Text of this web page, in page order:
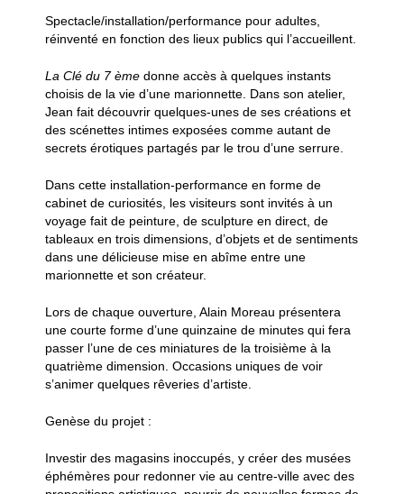
Spectacle/installation/performance pour adultes,
réinventé en fonction des lieux publics qui l’accueillent.
La Clé du 7 ème donne accès à quelques instants
choisis de la vie d’une marionnette. Dans son atelier,
Jean fait découvrir quelques-unes de ses créations et
des scénettes intimes exposées comme autant de
secrets érotiques partagés par le trou d’une serrure.
Dans cette installation-performance en forme de
cabinet de curiosités, les visiteurs sont invités à un
voyage fait de peinture, de sculpture en direct, de
tableaux en trois dimensions, d’objets et de sentiments
dans une délicieuse mise en abîme entre une
marionnette et son créateur.
Lors de chaque ouverture, Alain Moreau présentera
une courte forme d’une quinzaine de minutes qui fera
passer l’une de ces miniatures de la troisième à la
quatrième dimension. Occasions uniques de voir
s’animer quelques rêveries d’artiste.
Genèse du projet :
Investir des magasins inoccupés, y créer des musées
éphémères pour redonner vie au centre-ville avec des